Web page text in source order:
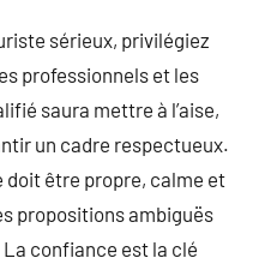
sérieux, privilégiez
professionnels et les
saura mettre à l’aise,
un cadre respectueux.
doit être propre, calme et
propositions ambiguës
confiance est la clé